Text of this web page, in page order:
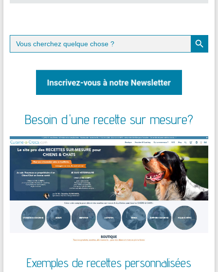
Search
for:
Search Button
Besoin d'une recette sur mesure?
Exemples de recettes personnalisées